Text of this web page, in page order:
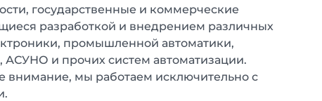
государственные и коммерческие
разработкой и внедрением различных
промышленной автоматики,
АСУНО и прочих систем автоматизации.
мы работаем исключительно с